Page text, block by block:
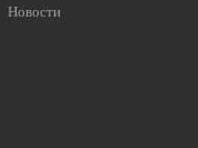
Новости